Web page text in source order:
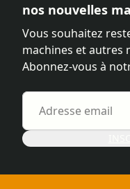
nos nouvelles
Vous souhaitez
machines et autres
Abonnez-vous à